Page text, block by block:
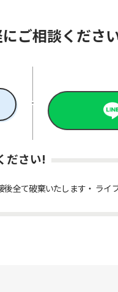
ご相談くださ
ださい!
後全て破棄いたします ライ